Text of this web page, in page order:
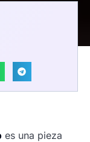
es una pieza